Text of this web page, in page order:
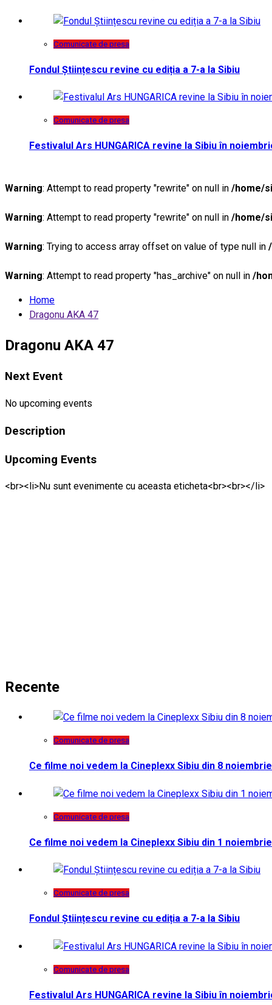
Comunicate de presa
Fondul Științescu revine cu ediția a 7-a la Sibiu
Comunicate de presa
Festivalul Ars HUNGARICA revine la Sibiu în
Warning: Attempt to read property "rewrite" on null in /home/
Warning: Attempt to read property "rewrite" on null in /home/
Warning: Trying to access array offset on value of type null in
Warning: Attempt to read property "has_archive" on null in /
Home
Dragonu AKA 47
Dragonu AKA 47
Next Event
No upcoming events
Description
Upcoming Events
<br><li>Nu sunt evenimente cu aceasta eticheta<br><br></li>
Recente
Comunicate de presa
Ce filme noi vedem la Cineplexx Sibiu din 8 noiembrie
Comunicate de presa
Ce filme noi vedem la Cineplexx Sibiu din 1 noiembrie
Comunicate de presa
Fondul Științescu revine cu ediția a 7-a la Sibiu
Comunicate de presa
Festivalul Ars HUNGARICA revine la Sibiu în